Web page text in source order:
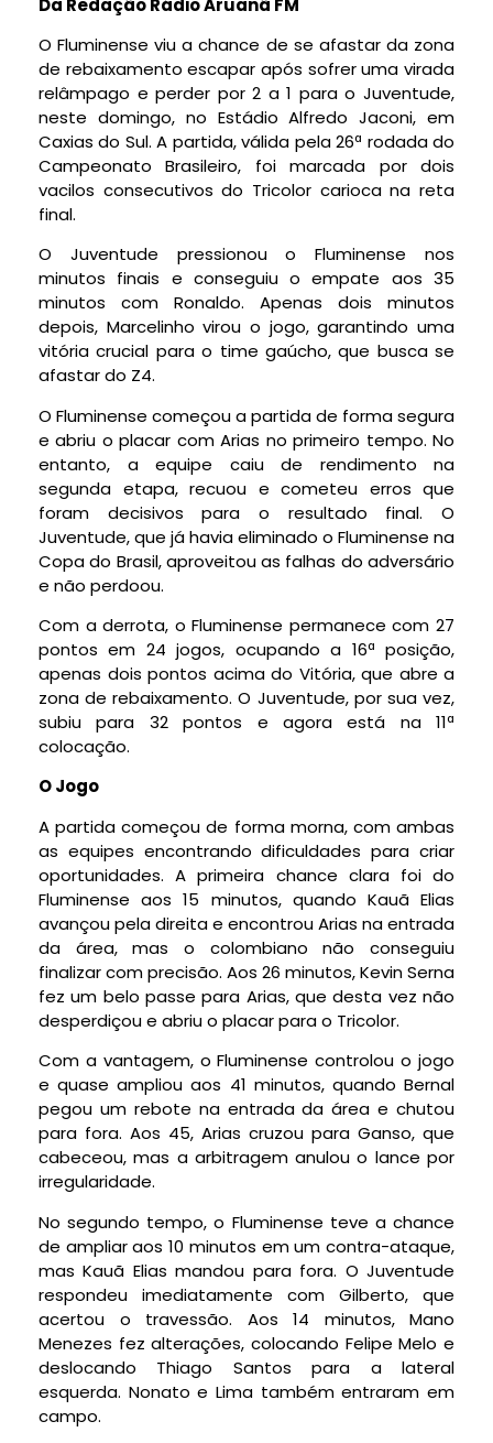
O Fluminense viu a chance de se afastar da zona
de rebaixamento escapar após sofrer uma virada
relâmpago e perder por 2 a 1 para o Juventude,
neste domingo, no Estádio Alfredo Jaconi, em
Caxias do Sul. A partida, válida pela 26ª rodada do
Campeonato Brasileiro, foi marcada por dois
vacilos consecutivos do Tricolor carioca na reta
final.
O Juventude pressionou o Fluminense nos
minutos finais e conseguiu o empate aos 35
minutos com Ronaldo. Apenas dois minutos
depois, Marcelinho virou o jogo, garantindo uma
vitória crucial para o time gaúcho, que busca se
afastar do Z4.
O Fluminense começou a partida de forma segura
e abriu o placar com Arias no primeiro tempo. No
entanto, a equipe caiu de rendimento na
segunda etapa, recuou e cometeu erros que
foram decisivos para o resultado final. O
Juventude, que já havia eliminado o Fluminense na
Copa do Brasil, aproveitou as falhas do adversário
e não perdoou.
Com a derrota, o Fluminense permanece com 27
pontos em 24 jogos, ocupando a 16ª posição,
apenas dois pontos acima do Vitória, que abre a
zona de rebaixamento. O Juventude, por sua vez,
subiu para 32 pontos e agora está na 11ª
colocação.
O Jogo
A partida começou de forma morna, com ambas
as equipes encontrando dificuldades para criar
oportunidades. A primeira chance clara foi do
Fluminense aos 15 minutos, quando Kauã Elias
avançou pela direita e encontrou Arias na entrada
da área, mas o colombiano não conseguiu
finalizar com precisão. Aos 26 minutos, Kevin Serna
fez um belo passe para Arias, que desta vez não
desperdiçou e abriu o placar para o Tricolor.
Com a vantagem, o Fluminense controlou o jogo
e quase ampliou aos 41 minutos, quando Bernal
pegou um rebote na entrada da área e chutou
para fora. Aos 45, Arias cruzou para Ganso, que
cabeceou, mas a arbitragem anulou o lance por
irregularidade.
No segundo tempo, o Fluminense teve a chance
de ampliar aos 10 minutos em um contra-ataque,
mas Kauã Elias mandou para fora. O Juventude
respondeu imediatamente com Gilberto, que
acertou o travessão. Aos 14 minutos, Mano
Menezes fez alterações, colocando Felipe Melo e
deslocando Thiago Santos para a lateral
esquerda. Nonato e Lima também entraram em
campo.